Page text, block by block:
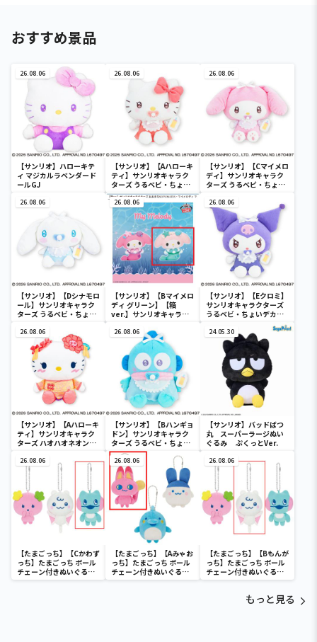
おすすめ景品
26.08.06
【サンリオ】ハローキテ
ィ マジカルラベンダード
ールGJ
26.08.06
【サンリオ】【Aハローキ
ティ】サンリオキャラク
ターズ うるベビ・ちょい
デカドール
26.08.06
【サンリオ】【Cマイメロ
ディ】サンリオキャラク
ターズ うるベビ・ちょい
26.08.06
【サンリオ】【Dシナモロ
ール】サンリオキャラク
ターズ うるベビ・ちょい
26.08.06
【サンリオ】【Bマイメロ
ディ グリーン】【箱
ver.】サンリオキャラク
SOFVIMATES～マイメロ
ディ マーメイドver. ～
26.08.06
【サンリオ】【Eクロミ】
サンリオキャラクターズ
うるベビ・ちょいデカド
26.08.06
【サンリオ】【Aハローキ
ティ】サンリオキャラク
ターズ ハオハオネオンタ
26.08.06
【サンリオ】【Bハンギョ
ドン】サンリオキャラク
ターズ うるベビ・ちょい
デカドール
24.05.30
【サンリオ】バッドばつ
丸 スーパーラージぬい
ぐるみ ぷくっとVer.
26.08.06
【たまごっち】【Cかわず
っち】たまごっち ボール
チェーン付きぬいぐるみ
～Tamagotchi
26.08.06
【たまごっち】【Aみゃお
っち】たまごっち ボール
チェーン付きぬいぐるみ
～Tamagotchi
26.08.06
【たまごっち】【Bもんが
っち】たまごっち ボール
チェーン付きぬいぐるみ
～Tamagotchi
もっと見る